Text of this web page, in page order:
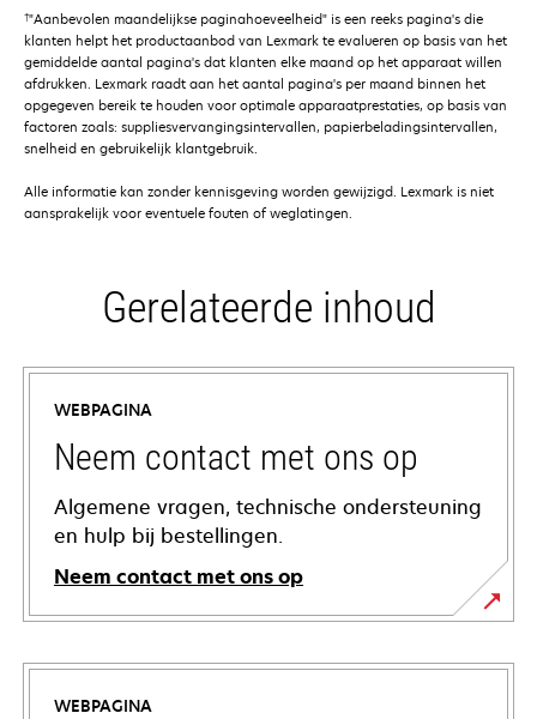
†"Aanbevolen maandelijkse paginahoeveelheid" is een reeks pagina's die
klanten helpt het productaanbod van Lexmark te evalueren op basis van het
gemiddelde aantal pagina's dat klanten elke maand op het apparaat willen
afdrukken. Lexmark raadt aan het aantal pagina's per maand binnen het
opgegeven bereik te houden voor optimale apparaatprestaties, op basis van
factoren zoals: suppliesvervangingsintervallen, papierbeladingsintervallen,
snelheid en gebruikelijk klantgebruik.
Alle informatie kan zonder kennisgeving worden gewijzigd. Lexmark is niet
aansprakelijk voor eventuele fouten of weglatingen.
Gerelateerde inhoud
WEBPAGINA
Neem contact met ons op
Algemene vragen, technische ondersteuning
en hulp bij bestellingen.
Neem contact met ons op
WEBPAGINA